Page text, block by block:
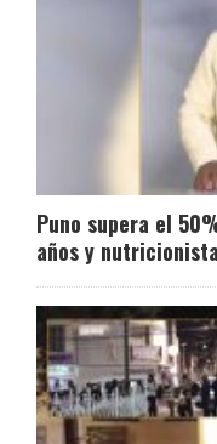
Puno supera el
años y